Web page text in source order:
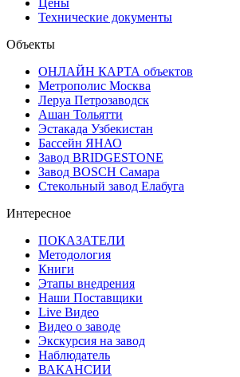
Цены
Технические документы
Объекты
ОНЛАЙН КАРТА объектов
Метрополис Москва
Леруа Петрозаводск
Ашан Тольятти
Эстакада Узбекистан
Бассейн ЯНАО
Завод BRIDGESTONE
Завод BOSCH Самара
Стекольный завод Елабуга
Интересное
ПОКАЗАТЕЛИ
Методология
Книги
Этапы внедрения
Наши Поставщики
Live Видео
Видео о заводе
Экскурсия на завод
Наблюдатель
ВАКАНСИИ